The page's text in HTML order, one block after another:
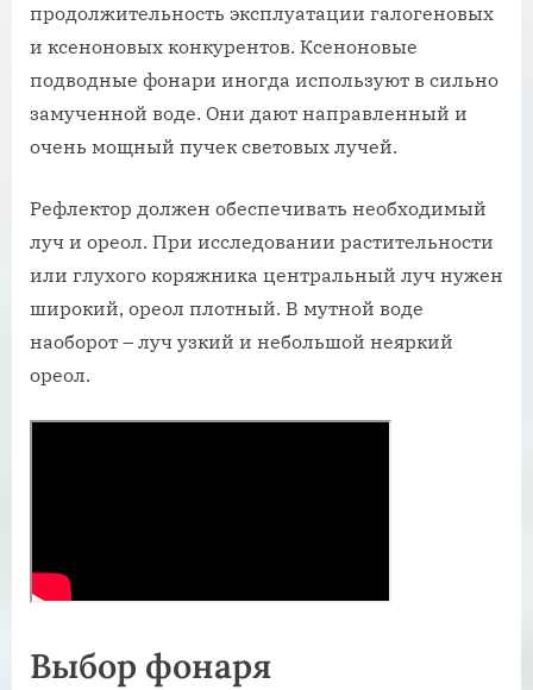
продолжительность эксплуатации галогеновых
и ксеноновых конкурентов. Ксеноновые
подводные фонари иногда используют в сильно
замученной воде. Они дают направленный и
очень мощный пучек световых лучей.
Рефлектор должен обеспечивать необходимый
луч и ореол. При исследовании растительности
или глухого коряжника центральный луч нужен
широкий, ореол плотный. В мутной воде
наоборот – луч узкий и небольшой неяркий
ореол.
Выбор фонаря